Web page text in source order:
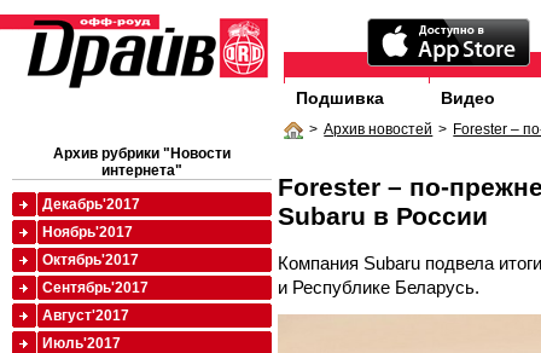
Подшивка Видео
> Архив новостей > Forester –
Forester – по-
Subaru в России
Компания Subaru подвела
и Республике Беларусь.
Архив рубрики "Новости
интернета"
Декабрь'2017
Ноябрь'2017
Октябрь'2017
Сентябрь'2017
Август'2017
Июль'2017